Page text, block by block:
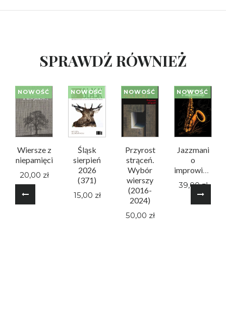
SPRAWDŹ RÓWNIEŻ
NOWOŚĆ
Wiersze z
niepamięci
20,00 zł
NOWOŚĆ
Śląsk
sierpień
2026
(371)
15,00 zł
NOWOŚĆ
Przyrost
strąceń.
Wybór
wierszy
(2016-
2024)
50,00 zł
NOWOŚĆ
Jazzmani
o
improwizacji
39,00 zł